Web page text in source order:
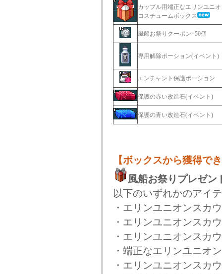
カップル用端正なエリンユニ
コスチュームボックス
風船お祭りクーポン×50個
専用解除ポーション(イベント)
エンチャント保護ポーション
保護の赤い改造石(イベント)
保護の青い改造石(イベント)
【ボックスから獲得で
風船お祭りプレゼン
以下のいずれかのアイ
・エリンユニオンスカ
・エリンユニオンスカ
・エリンユニオンスカ
・端正なエリンユニオ
・エリンユニオンスカ